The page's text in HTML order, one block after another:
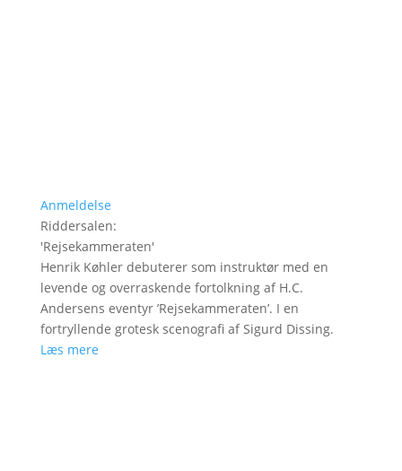
Anmeldelse
Riddersalen:
'Rejsekammeraten'
Henrik Køhler debuterer som instruktør med en
levende og overraskende fortolkning af H.C.
Andersens eventyr ’Rejsekammeraten’. I en
fortryllende grotesk scenografi af Sigurd Dissing.
Læs mere